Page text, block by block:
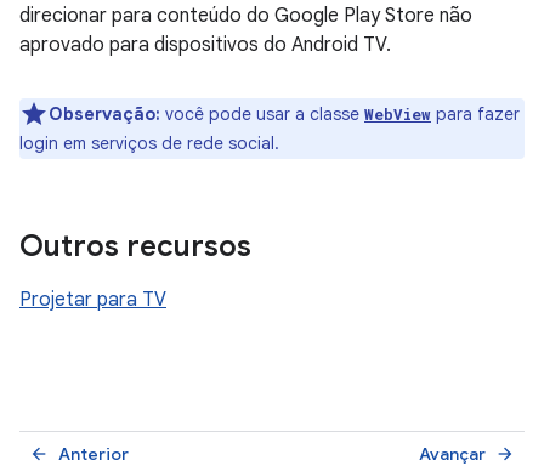
direcionar para conteúdo do Google Play Store não
aprovado para dispositivos do Android TV.
Observação: você pode usar a classe WebView para fazer
login em serviços de rede social.
Outros recursos
Projetar para TV
Anterior
arrow_back Avançar arrow_forward